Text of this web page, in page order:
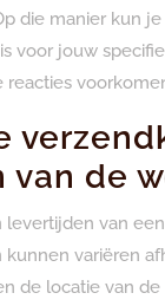
die manier kun
voor jouw
de
levertijden van
variëren
de locatie van de